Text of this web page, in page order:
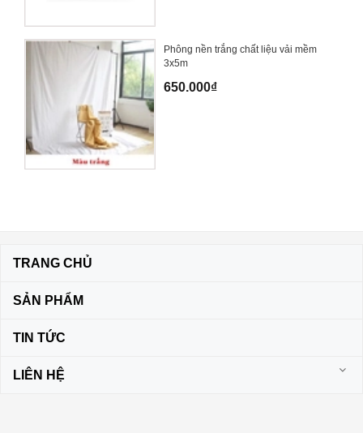
Phông nền trắng chất liệu vải mềm
3x5m
650.000₫
TRANG CHỦ
SẢN PHẨM
TIN TỨC
LIÊN HỆ